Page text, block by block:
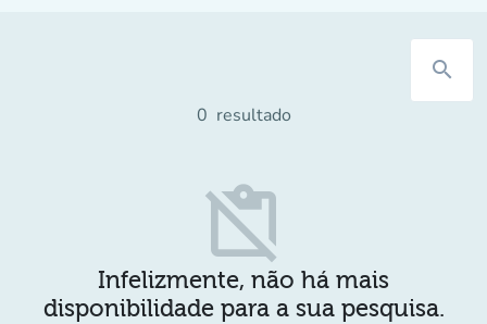
search
0 resultado
content_paste_off
Infelizmente, não há mais
disponibilidade para a sua pesquisa.